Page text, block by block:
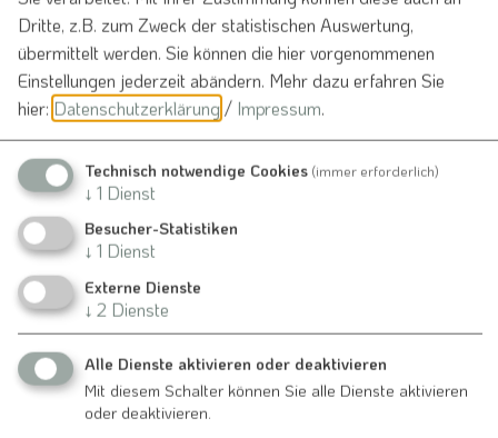
Gasthaus Rottler
Kaltenbuch
Kaltenbuch 41
91790 Bergen
Kontakt
Jagdgenossenschaft Kaltenbuch
Herr Michael Gloßner
Kaltenbuch
91790 Bergen
09148 846
Dritte, z.B. zum Zweck der statistischen Auswertung,
übermittelt werden. Sie können die hier vorgenommenen
Einstellungen jederzeit abändern. Mehr dazu erfahren Sie
hier: Datenschutzerklärung/ Impressum.
Technisch notwendige Cookies (immer erforderlich)
↓ 1 Dienst
Besucher-Statistiken
↓ 1 Dienst
Externe Dienste
↓ 2 Dienste
Alle Dienste aktivieren oder deaktivieren
Mit diesem Schalter können Sie alle Dienste aktivieren
oder deaktivieren.